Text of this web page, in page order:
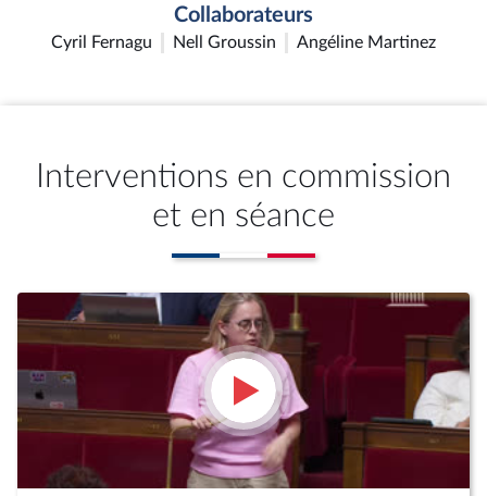
Collaborateurs
Cyril Fernagu Nell Groussin Angéline Martinez
Interventions en commission
et en séance